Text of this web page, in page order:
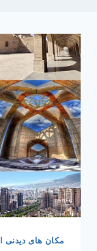
مکان های دیدنی